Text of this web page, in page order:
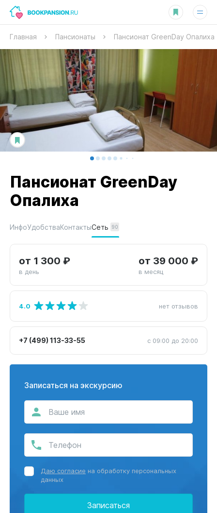
Главная Пансионаты Пансионат GreenDay Опалиха
Пансионат GreenDay
Опалиха
ИнфоУдобстваКонтактыСеть 90
от 1 300 ₽
в день
от 39 000 ₽
в месяц
4.0 нет отзывов
+7 (499) 113-33-55 с 09:00 до 20:00
Записаться на экскурсию
Даю согласие на обработку персональных
данных
Записаться